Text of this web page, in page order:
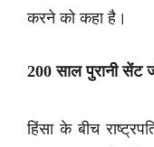
करने को कहा है।
200 साल पुरानी सेंट
हिंसा के बीच